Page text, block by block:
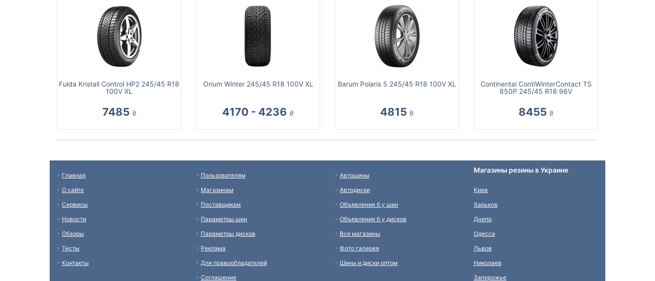
Fulda Kristall Control HP2 245/45 R18
100V XL
7485 ₴
Orium Winter 245/45 R18 100V XL
4170 - 4236 ₴
Barum Polaris 5 245/45 R18 100V XL
4815 ₴
Continental ContiWinterContact TS
850P 245/45 R18 96V
8455 ₴
Главная
О сайте
Сервисы
Новости
Обзоры
Тесты
Контакты
Пользователям
Магазинам
Поставщикам
Параметры шин
Параметры дисков
Реклама
Для правообладателей
Соглашение
Автошины
Автодиски
Объявления б у шин
Объявления б у дисков
Все магазины
Фото галерея
Шины и диски оптом
Магазины резины в Украине
Киев
Харьков
Днепр
Одесса
Львов
Николаев
Запорожье